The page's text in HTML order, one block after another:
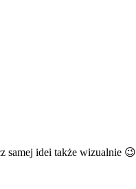
samej idei także wizualnie 😉